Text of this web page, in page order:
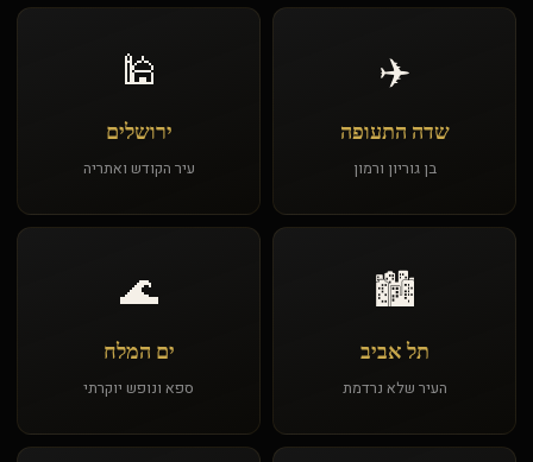
✈️
שדה התעופה
בן גוריון ורמון
🕌
ירושלים
עיר הקודש ואתריה
🏙️
תל אביב
העיר שלא נרדמת
🌊
ים המלח
ספא ונופש יוקרתי